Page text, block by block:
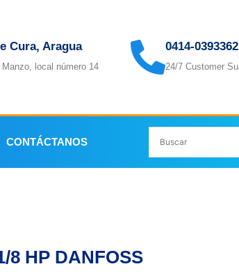
Cura, Aragua
Manzo, local número 14
0414-0393362
24/7 Customer
CONTÁCTANOS
8 HP DANFOSS